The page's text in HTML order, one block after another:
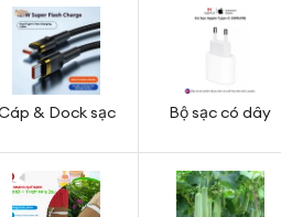
& Dock sạc Bộ sạc có dây